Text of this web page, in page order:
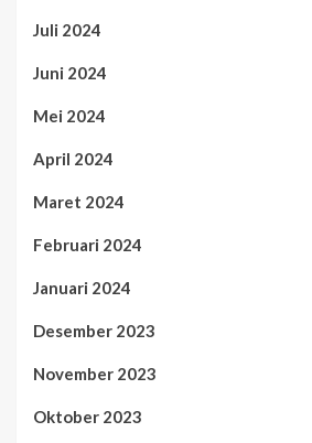
Juli 2024
Juni 2024
Mei 2024
April 2024
Maret 2024
Februari 2024
Januari 2024
Desember 2023
November 2023
Oktober 2023